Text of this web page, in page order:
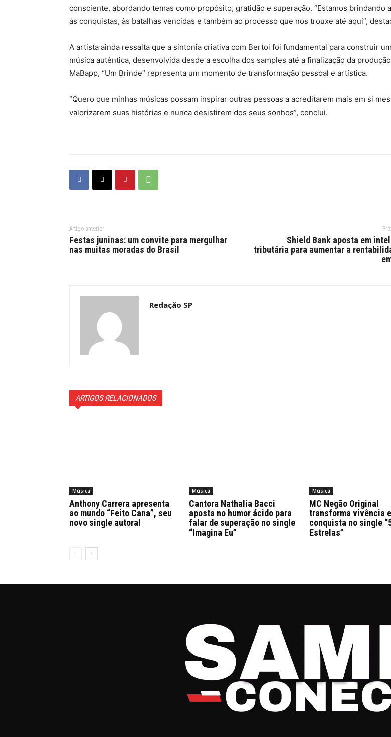
consciente, abordando temas como propósito, gratidão e superação. “Estamos brindando
às conquistas, às batalhas vencidas e também ao processo que nos trouxe até aqui”,
A artista ainda ressalta que a sintonia criativa com Bertoi foi fundamental para construir
música autêntica, desenvolvida desde a escolha dos samples até a finalização da
MaBapp, “Um Brinde” representa um momento de transformação pessoal e artística.
“Quero que minhas músicas possam inspirar outras pessoas a acreditarem mais em si
valorizarem suas histórias e nunca desistirem dos seus sonhos”, conclui.
Artigo anterior
Festas juninas: um convite para mergulhar
nas muitas moradas do Brasil
Shield Bank aposta em
tributária para aumentar a
Redação SP
ARTIGOS RELACIONADOS
Música
Anthony Carrera apresenta
ao mundo “Feito Cana”, seu
novo single autoral
Música
Cantora Nathalia Bacci
aposta no humor ácido para
falar de superação no single
“Imagina Eu”
Música
MC Negão Original
transforma vivência
conquista no single
Estrelas”